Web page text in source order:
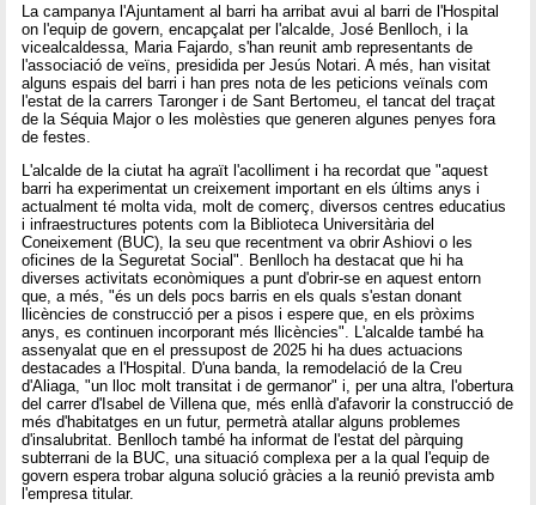
La campanya l'Ajuntament al barri ha arribat avui al barri de l'Hospital
on l'equip de govern, encapçalat per l'alcalde, José Benlloch, i la
vicealcaldessa, Maria Fajardo, s'han reunit amb representants de
l'associació de veïns, presidida per Jesús Notari. A més, han visitat
alguns espais del barri i han pres nota de les peticions veïnals com
l'estat de la carrers Taronger i de Sant Bertomeu, el tancat del traçat
de la Séquia Major o les molèsties que generen algunes penyes fora
de festes.
L'alcalde de la ciutat ha agraït l'acolliment i ha recordat que "aquest
barri ha experimentat un creixement important en els últims anys i
actualment té molta vida, molt de comerç, diversos centres educatius
i infraestructures potents com la Biblioteca Universitària del
Coneixement (BUC), la seu que recentment va obrir Ashiovi o les
oficines de la Seguretat Social". Benlloch ha destacat que hi ha
diverses activitats econòmiques a punt d'obrir-se en aquest entorn
que, a més, "és un dels pocs barris en els quals s'estan donant
llicències de construcció per a pisos i espere que, en els pròxims
anys, es continuen incorporant més llicències". L'alcalde també ha
assenyalat que en el pressupost de 2025 hi ha dues actuacions
destacades a l'Hospital. D'una banda, la remodelació de la Creu
d'Aliaga, "un lloc molt transitat i de germanor" i, per una altra, l'obertura
del carrer d'Isabel de Villena que, més enllà d'afavorir la construcció de
més d'habitatges en un futur, permetrà atallar alguns problemes
d'insalubritat. Benlloch també ha informat de l'estat del pàrquing
subterrani de la BUC, una situació complexa per a la qual l'equip de
govern espera trobar alguna solució gràcies a la reunió prevista amb
l'empresa titular.